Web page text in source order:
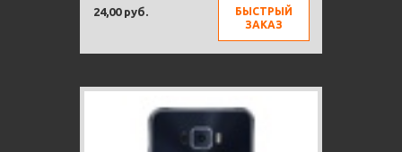
24,00 руб.
БЫСТРЫЙ
ЗАКАЗ